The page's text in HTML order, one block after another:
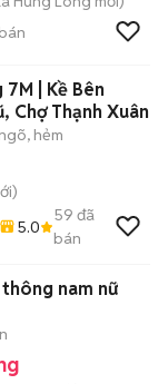
| Kề Bên
Chợ Thạnh Xuân
hẻm
5.0
59 đã
bán
nam nữ